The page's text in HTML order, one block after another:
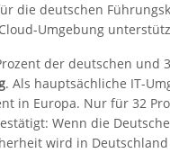
die deutschen
Umgebung
der deutschen
. Als hauptsächliche IT-
in Europa. Nur für 32
Wenn die
wird in